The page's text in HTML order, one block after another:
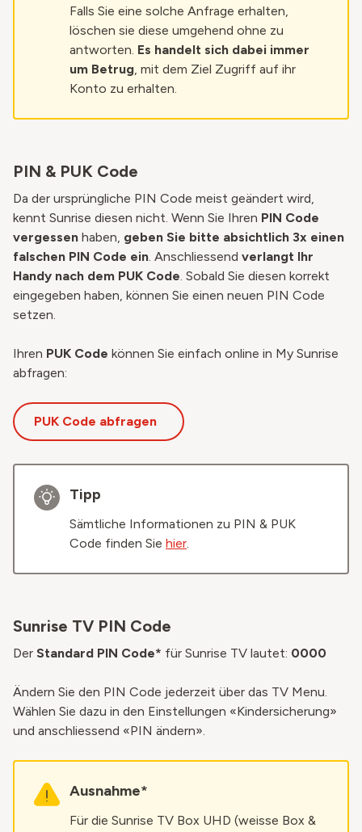
Falls Sie eine solche Anfrage erhalten,
löschen sie diese umgehend ohne zu
antworten. Es handelt sich dabei immer
um Betrug, mit dem Ziel Zugriff auf ihr
Konto zu erhalten.
PIN & PUK Code
Da der ursprüngliche PIN Code meist geändert wird,
kennt Sunrise diesen nicht. Wenn Sie Ihren PIN Code
vergessen haben, geben Sie bitte absichtlich 3x einen
falschen PIN Code ein. Anschliessend verlangt Ihr
Handy nach dem PUK Code. Sobald Sie diesen korrekt
eingegeben haben, können Sie einen neuen PIN Code
setzen.
Ihren PUK Code können Sie einfach online in My Sunrise
abfragen:
PUK Code abfragen
Tipp
Sämtliche Informationen zu PIN & PUK
Code finden Sie hier.
Sunrise TV PIN Code
Der Standard PIN Code* für Sunrise TV lautet: 0000
Ändern Sie den PIN Code jederzeit über das TV Menu.
Wählen Sie dazu in den Einstellungen «Kindersicherung»
und anschliessend «PIN ändern».
Ausnahme*
Für die Sunrise TV Box UHD (weisse Box &